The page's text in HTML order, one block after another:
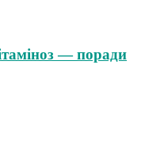
— поради